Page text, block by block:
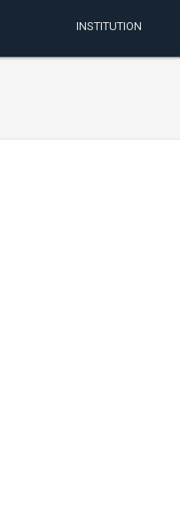
INSTITUTION